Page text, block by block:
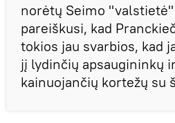
norėtų Seimo
pareiškusi, kad
tokios jau svarbios, kad
jį lydinčių apsaugininkų
kainuojančių kortežų su